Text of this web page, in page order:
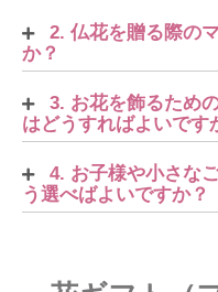
2. 仏花を贈る際の
か？
3. お花を飾るため
はどうすればよいです
4. お子様や小さな
う選べばよいですか？